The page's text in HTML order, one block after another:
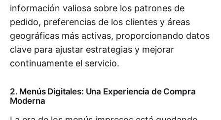
información valiosa sobre los patrones de
pedido, preferencias de los clientes y áreas
geográficas más activas, proporcionando datos
clave para ajustar estrategias y mejorar
continuamente el servicio.
2. Menús Digitales: Una Experiencia de Compra
Moderna